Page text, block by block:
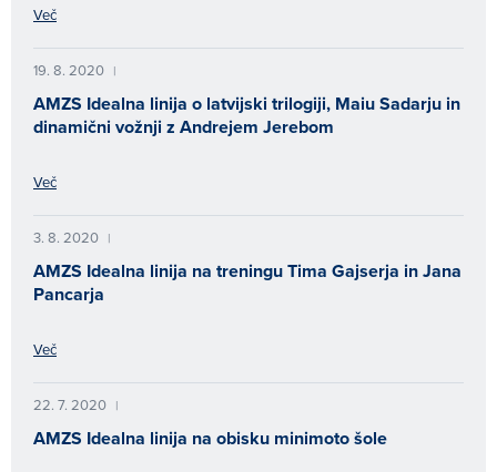
Več
19. 8. 2020 |
AMZS Idealna linija o latvijski trilogiji, Maiu Sadarju in
dinamični vožnji z Andrejem Jerebom
Več
3. 8. 2020 |
AMZS Idealna linija na treningu Tima Gajserja in Jana
Pancarja
Več
22. 7. 2020 |
AMZS Idealna linija na obisku minimoto šole